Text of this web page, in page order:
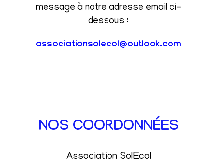
message à notre adresse email ci-
dessous :
associationsolecol@outlook.com
NOS COORDONNÉES
Association SolEcol